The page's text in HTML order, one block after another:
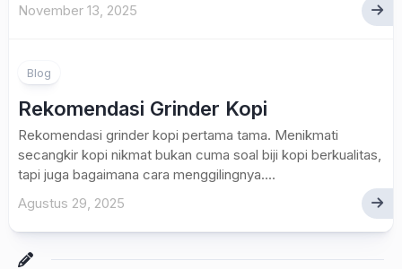
November 13, 2025
Blog
Rekomendasi Grinder Kopi
Rekomendasi grinder kopi pertama tama. Menikmati
secangkir kopi nikmat bukan cuma soal biji kopi berkualitas,
tapi juga bagaimana cara menggilingnya....
Agustus 29, 2025